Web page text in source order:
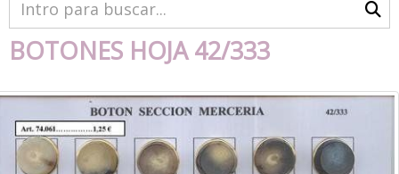
BOTONES HOJA 42/333